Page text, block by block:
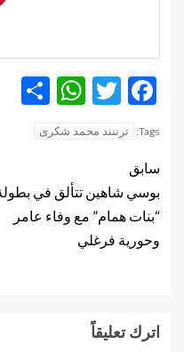
Facebook
Twitter
Tags: ترننند محمد شكرى
سابق
بوسي شاهين تتألق في
“بنات همام” مع وفاء عامر
وحورية فرغلي
اترك تعليقاً